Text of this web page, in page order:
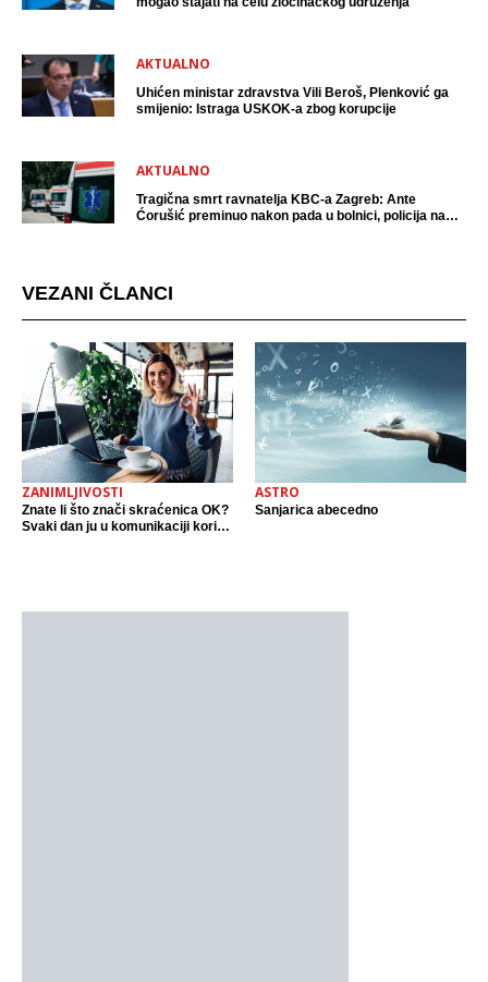
AKTUALNO
Uhićen ministar zdravstva Vili Beroš, Plenković ga
smijenio: Istraga USKOK-a zbog korupcije
AKTUALNO
Tragična smrt ravnatelja KBC-a Zagreb: Ante
Ćorušić preminuo nakon pada u bolnici, policija na
VEZANI ČLANCI
ZANIMLJIVOSTI
Znate li što znači skraćenica OK?
Svaki dan ju u komunikaciji koristi
ASTRO
Sanjarica abecedno